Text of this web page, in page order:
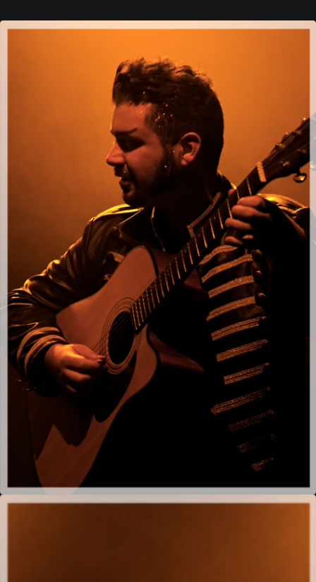
Virtuose des calembours et des cordes avides